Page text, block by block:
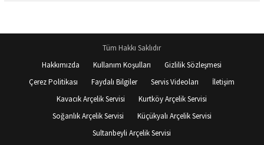
Tüm Hakkı Saklıdır
Hakkımızda
Kullanım Koşulları
Gizlilik Sözleşmesi
Çerez Politikası
Faydalı Bilgiler Servis Videoları
İletişim
Kavacık Arçelik Servisi
Kurtköy Arçelik Servisi
Soğanlık Arçelik Servisi
Küçükyalı Arçelik Servisi
Sultanbeyli Arçelik Servisi